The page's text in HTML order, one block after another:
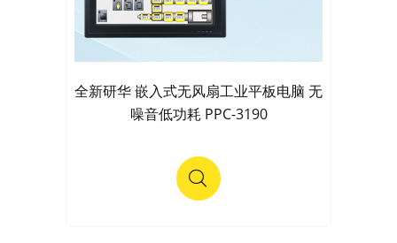
全新研华 嵌入式无风扇工业平板电脑 无
噪音低功耗 PPC-3190